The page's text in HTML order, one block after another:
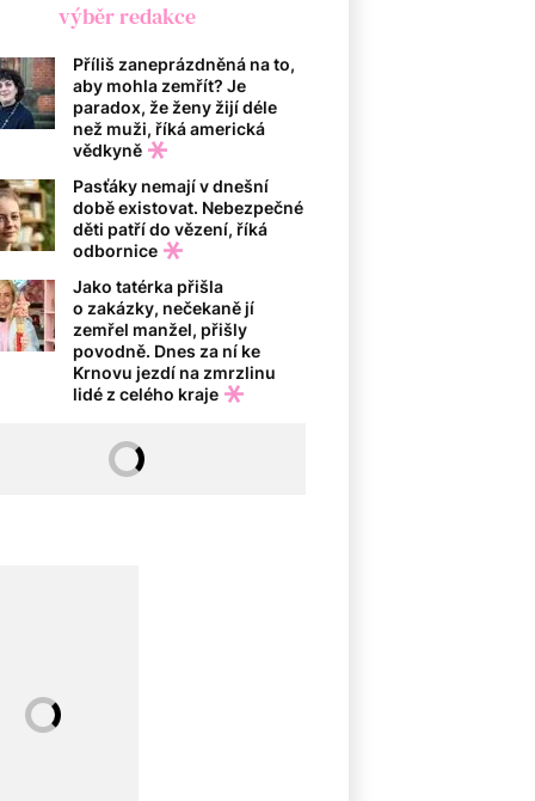
výběr redakce
Příliš zaneprázdněná na to,
aby mohla zemřít? Je
paradox, že ženy žijí déle
než muži, říká americká
vědkyně
Pasťáky nemají v dnešní
době existovat. Nebezpečné
děti patří do vězení, říká
odbornice
Jako tatérka přišla
o zakázky, nečekaně jí
zemřel manžel, přišly
povodně. Dnes za ní ke
Krnovu jezdí na zmrzlinu
lidé z celého kraje